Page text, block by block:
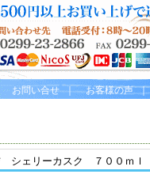
お問い合せ｜ お客様の声
ェリーカスク ７００ｍｌ